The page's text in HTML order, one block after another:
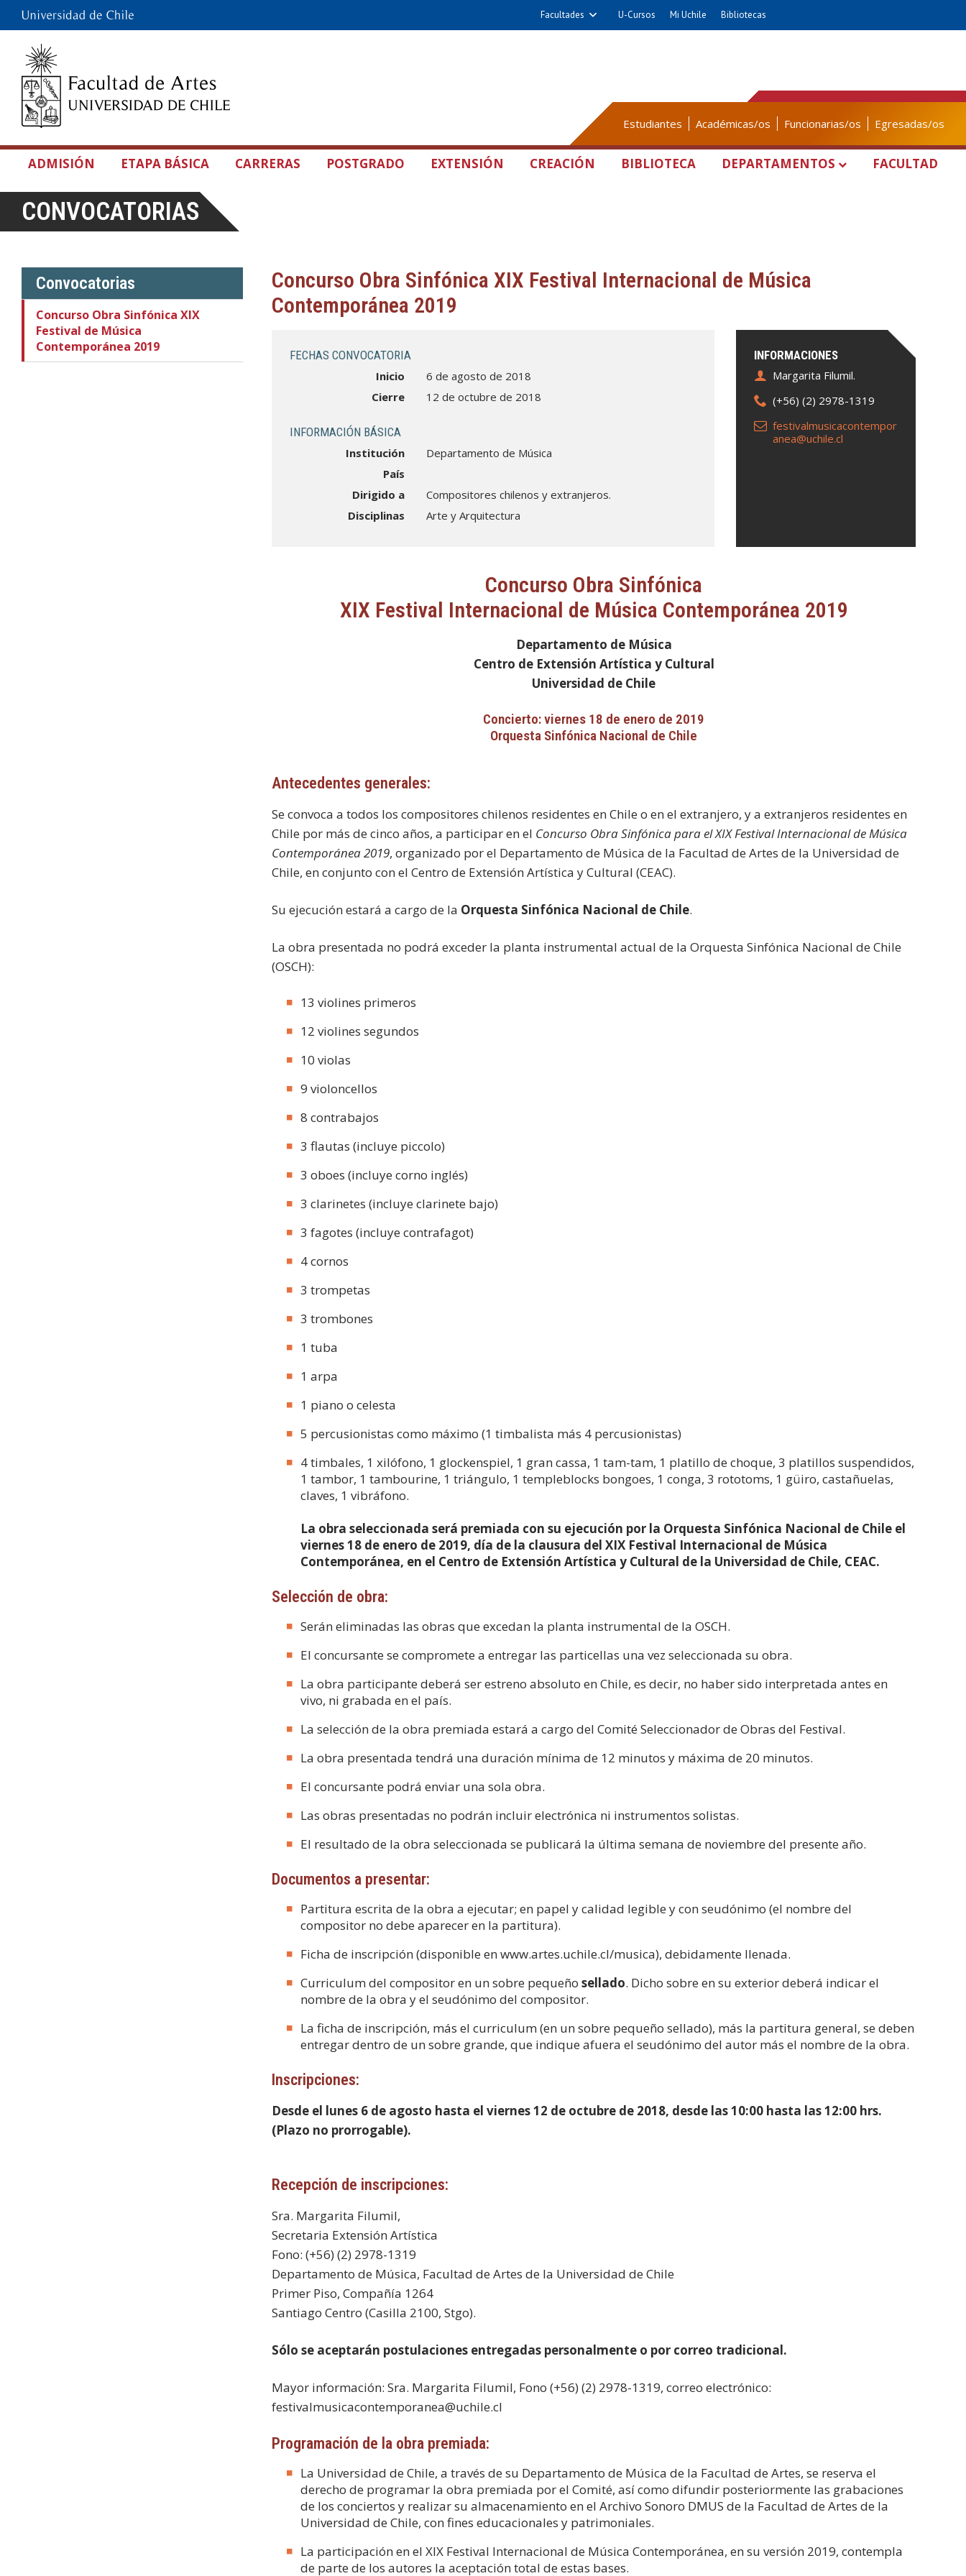
Facultades U-Cursos Mi Uchile Bibliotecas
Estudiantes Académicas/os Funcionarias/os Egresadas/os
ADMISIÓN ETAPA BÁSICA CARRERAS POSTGRADO EXTENSIÓN CREACIÓN BIBLIOTECA DEPARTAMENTOS FACULTAD
CONVOCATORIAS
Convocatorias
Concurso Obra Sinfónica XIX
Festival de Música
Contemporánea 2019
Concurso Obra Sinfónica XIX Festival Internacional de Música
Contemporánea 2019
INFORMACIONES
Margarita Filumil.
(+56) (2) 2978-1319
festivalmusicacontempor
anea@uchile.cl
FECHAS CONVOCATORIA
Inicio
6 de agosto de 2018
Cierre
12 de octubre de 2018
INFORMACIÓN BÁSICA
Institución
Departamento de Música
País
Dirigido a
Compositores chilenos y extranjeros.
Disciplinas
Arte y Arquitectura
Concurso Obra Sinfónica
XIX Festival Internacional de Música Contemporánea 2019
Departamento de Música
Centro de Extensión Artística y Cultural
Universidad de Chile
Concierto: viernes 18 de enero de 2019
Orquesta Sinfónica Nacional de Chile
Antecedentes generales:
Se convoca a todos los compositores chilenos residentes en Chile o en el extranjero, y a extranjeros residentes en
Chile por más de cinco años, a participar en el Concurso Obra Sinfónica para el XIX Festival Internacional de Música
Contemporánea 2019, organizado por el Departamento de Música de la Facultad de Artes de la Universidad de
Chile, en conjunto con el Centro de Extensión Artística y Cultural (CEAC).
Su ejecución estará a cargo de la Orquesta Sinfónica Nacional de Chile.
La obra presentada no podrá exceder la planta instrumental actual de la Orquesta Sinfónica Nacional de Chile
(OSCH):
13 violines primeros
12 violines segundos
10 violas
9 violoncellos
8 contrabajos
3 flautas (incluye piccolo)
3 oboes (incluye corno inglés)
3 clarinetes (incluye clarinete bajo)
3 fagotes (incluye contrafagot)
4 cornos
3 trompetas
3 trombones
1 tuba
1 arpa
1 piano o celesta
5 percusionistas como máximo (1 timbalista más 4 percusionistas)
4 timbales, 1 xilófono, 1 glockenspiel, 1 gran cassa, 1 tam-tam, 1 platillo de choque, 3 platillos suspendidos,
1 tambor, 1 tambourine, 1 triángulo, 1 templeblocks bongoes, 1 conga, 3 rototoms, 1 güiro, castañuelas,
claves, 1 vibráfono.
La obra seleccionada será premiada con su ejecución por la Orquesta Sinfónica Nacional de Chile el
viernes 18 de enero de 2019, día de la clausura del XIX Festival Internacional de Música
Contemporánea, en el Centro de Extensión Artística y Cultural de la Universidad de Chile, CEAC.
Selección de obra:
Serán eliminadas las obras que excedan la planta instrumental de la OSCH.
El concursante se compromete a entregar las particellas una vez seleccionada su obra.
La obra participante deberá ser estreno absoluto en Chile, es decir, no haber sido interpretada antes en
vivo, ni grabada en el país.
La selección de la obra premiada estará a cargo del Comité Seleccionador de Obras del Festival.
La obra presentada tendrá una duración mínima de 12 minutos y máxima de 20 minutos.
El concursante podrá enviar una sola obra.
Las obras presentadas no podrán incluir electrónica ni instrumentos solistas.
El resultado de la obra seleccionada se publicará la última semana de noviembre del presente año.
Documentos a presentar:
Partitura escrita de la obra a ejecutar; en papel y calidad legible y con seudónimo (el nombre del
compositor no debe aparecer en la partitura).
Ficha de inscripción (disponible en www.artes.uchile.cl/musica), debidamente llenada.
Curriculum del compositor en un sobre pequeñosellado. Dicho sobre en su exterior deberá indicar el
nombre de la obra y el seudónimo del compositor.
La ficha de inscripción, más el curriculum (en un sobre pequeño sellado), más la partitura general, se deben
entregar dentro de un sobre grande, que indique afuera el seudónimo del autor más el nombre de la obra.
Inscripciones:
Desde el lunes 6 de agosto hasta el viernes 12 de octubre de 2018, desde las 10:00 hasta las 12:00 hrs.
(Plazo no prorrogable).
Recepción de inscripciones:
Sra. Margarita Filumil,
Secretaria Extensión Artística
Fono: (+56) (2) 2978-1319
Departamento de Música, Facultad de Artes de la Universidad de Chile
Primer Piso, Compañía 1264
Santiago Centro (Casilla 2100, Stgo).
Sólo se aceptarán postulaciones entregadas personalmente o por correo tradicional.
Mayor información: Sra. Margarita Filumil, Fono (+56) (2) 2978-1319, correo electrónico:
festivalmusicacontemporanea@uchile.cl
Programación de la obra premiada:
La Universidad de Chile, a través de su Departamento de Música de la Facultad de Artes, se reserva el
derecho de programar la obra premiada por el Comité, así como difundir posteriormente las grabaciones
de los conciertos y realizar su almacenamiento en el Archivo Sonoro DMUS de la Facultad de Artes de la
Universidad de Chile, con fines educacionales y patrimoniales.
La participación en el XIX Festival Internacional de Música Contemporánea, en su versión 2019, contempla
de parte de los autores la aceptación total de estas bases.